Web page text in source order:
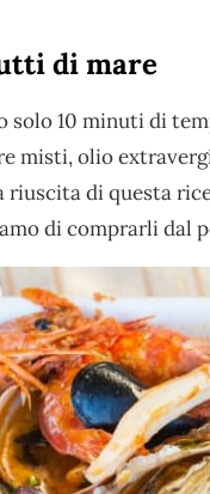
di mare
10 minuti di
misti, olio
riuscita di questa
di comprarli dal